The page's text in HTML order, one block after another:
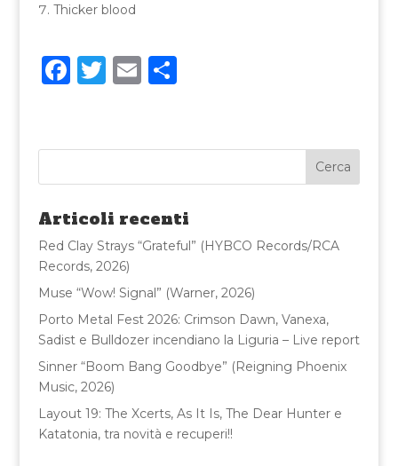
Thicker blood
F
e
b
o
o
k
T
te
r
E
l
C
di
vi
di
Articoli recenti
Red Clay Strays “Grateful” (HYBCO Records/RCA
Records, 2026)
Muse “Wow! Signal” (Warner, 2026)
Porto Metal Fest 2026: Crimson Dawn, Vanexa,
Sadist e Bulldozer incendiano la Liguria – Live report
Sinner “Boom Bang Goodbye” (Reigning Phoenix
Music, 2026)
Layout 19: The Xcerts, As It Is, The Dear Hunter e
Katatonia, tra novità e recuperi!!